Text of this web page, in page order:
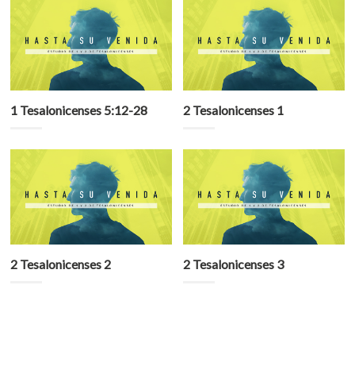
1 Tesalonicenses 5:12-28 2 Tesalonicenses 1
2 Tesalonicenses 2 2 Tesalonicenses 3